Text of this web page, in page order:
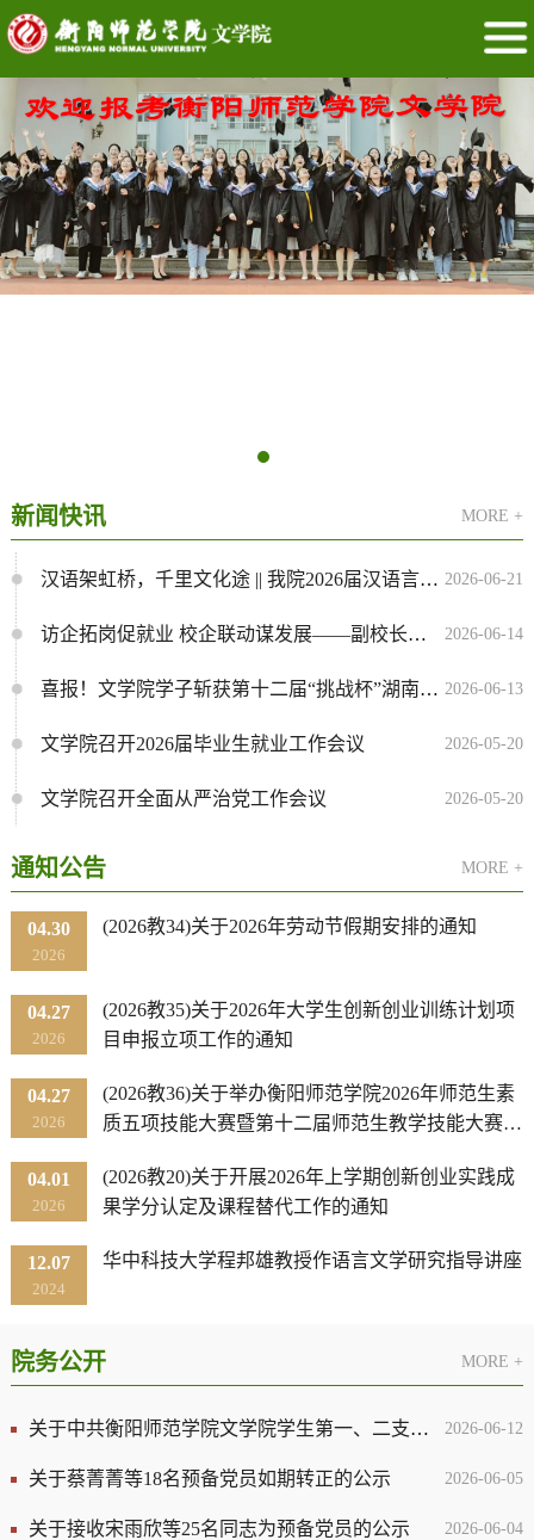
新闻快讯 MORE +
2026-06-21
汉语架虹桥，千里文化途 || 我院2026届汉语言国际留学生顺利结业
2026-06-14
访企拓岗促就业 校企联动谋发展——副校长李浪带队开展访企拓岗专项行动
2026-06-13
喜报！文学院学子斩获第十二届“挑战杯”湖南省大学生创业计划竞赛省级银奖
2026-05-20
文学院召开2026届毕业生就业工作会议
2026-05-20
文学院召开全面从严治党工作会议
通知公告 MORE +
04.30
2026
(2026教34)关于2026年劳动节假期安排的通知
04.27
2026
(2026教35)关于2026年大学生创新创业训练计划项
目申报立项工作的通知
04.27
2026
(2026教36)关于举办衡阳师范学院2026年师范生素
质五项技能大赛暨第十二届师范生教学技能大赛的
04.01
2026
(2026教20)关于开展2026年上学期创新创业实践成
果学分认定及课程替代工作的通知
12.07
2024
华中科技大学程邦雄教授作语言文学研究指导讲座
院务公开 MORE +
2026-06-12
关于中共衡阳师范学院文学院学生第一、二支部委员会换届选举的结果公示
2026-06-05
关于蔡菁菁等18名预备党员如期转正的公示
2026-06-04
关于接收宋雨欣等25名同志为预备党员的公示